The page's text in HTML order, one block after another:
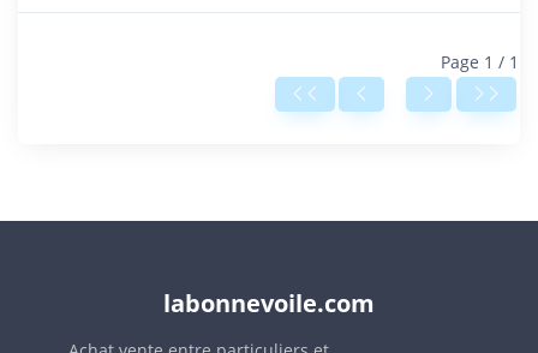
Page 1 / 1
labonnevoile.com